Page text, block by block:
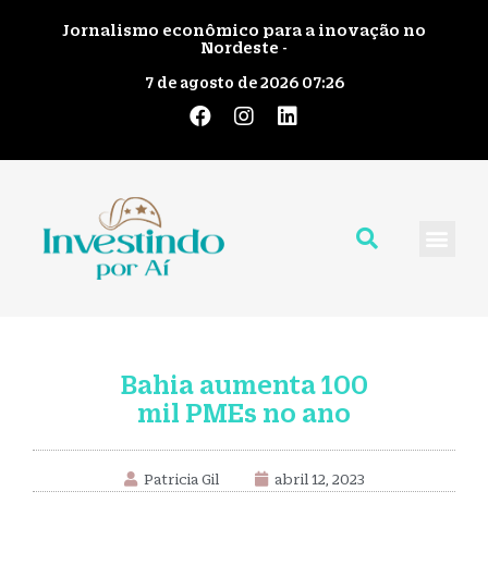
Jornalismo econômico para a inovação no
Nordeste -
7 de agosto de 2026 07:26
Bahia aumenta 100
mil PMEs no ano
Patricia Gil abril 12, 2023